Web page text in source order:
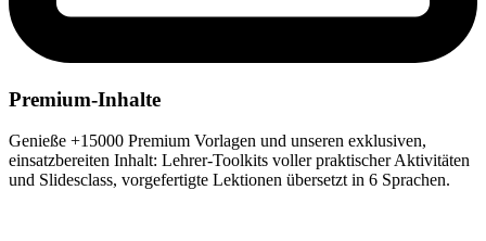
Premium-Inhalte
Genieße +15000 Premium Vorlagen und unseren exklusiven,
einsatzbereiten Inhalt: Lehrer-Toolkits voller praktischer Aktivitäten
und Slidesclass, vorgefertigte Lektionen übersetzt in 6 Sprachen.